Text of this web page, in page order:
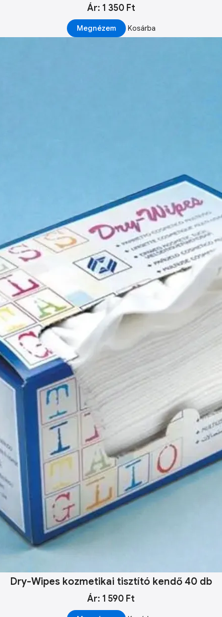
Ár: 1 350 Ft
Megnézem Kosárba
Dry-Wipes kozmetikai tisztító kendő 40 db
Ár: 1 590 Ft